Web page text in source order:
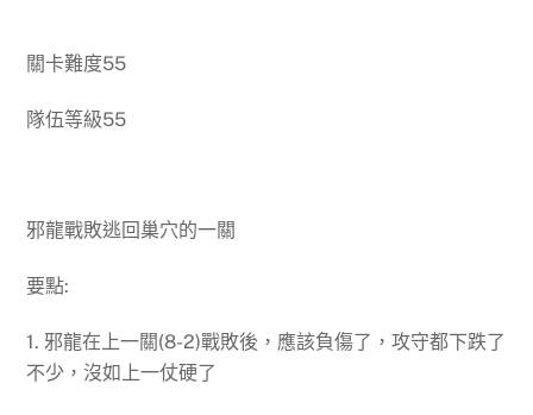
關卡難度55
隊伍等級55
邪龍戰敗逃回巢穴的一關
要點:
1. 邪龍在上一關(8-2)戰敗後，應該負傷了，攻守都下跌了
不少，沒如上一仗硬了